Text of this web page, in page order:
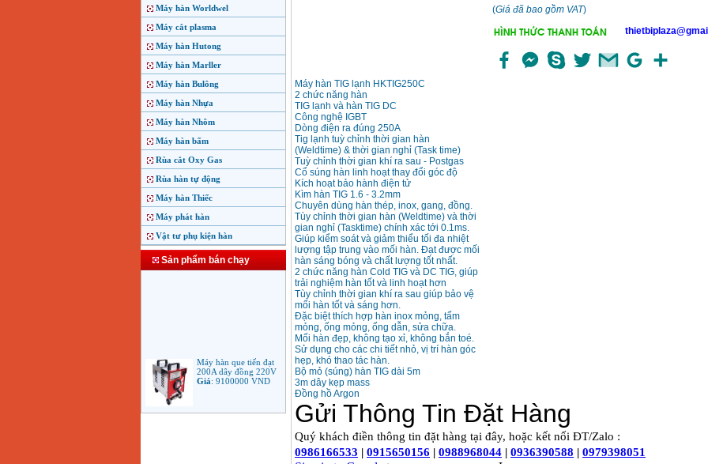
Máy hàn Worldwel
Máy cắt plasma
Máy hàn Hutong
Máy hàn Marller
Máy hàn Bulông
Máy hàn Nhựa
Máy hàn Nhôm
Máy hàn bấm
Rùa cắt Oxy Gas
Rùa hàn tự động
Máy hàn Thiếc
Máy phát hàn
Vật tư phụ kiện hàn
Sản phẩm bán chạy
200A dây đồng 220V
Giá:9100000VND
(Giá đã bao gồm VAT)
Máy hàn TIG lạnh HKTIG250C
2 chức năng hàn
TIG lạnh và hàn TIG DC
Công nghệ IGBT
Dòng điện ra đúng 250A
Tig lạnh tuỳ chỉnh thời gian hàn
(Weldtime) & thời gian nghỉ (Task time)
Tuỳ chỉnh thời gian khí ra sau - Postgas
Cổ súng hàn linh hoạt thay đổi góc độ
Kích hoạt bảo hành điện tử
Kìm hàn TIG 1.6 - 3.2mm
Chuyên dùng hàn thép, inox, gang, đồng.
Tùy chỉnh thời gian hàn (Weldtime) và thời
gian nghỉ (Tasktime) chính xác tới 0.1ms.
Giúp kiểm soát và giảm thiểu tối đa nhiệt
lượng tập trung vào mối hàn. Đạt được mối
hàn sáng bóng và chất lượng tốt nhất.
2 chức năng hàn Cold TIG và DC TIG, giúp
trải nghiệm hàn tốt và linh hoạt hơn
Tùy chỉnh thời gian khí ra sau giúp bảo vệ
mối hàn tốt và sáng hơn.
Đặc biệt thích hợp hàn inox mỏng, tấm
mỏng, ống mỏng, ống dẫn, sửa chữa.
Mối hàn đẹp, không tạo xỉ, không bắn toé.
Sử dụng cho các chi tiết nhỏ, vị trí hàn góc
hẹp, khó thao tác hàn.
Bộ mỏ (súng) hàn TIG dài 5m
3m dây kẹp mass
Đồng hồ Argon